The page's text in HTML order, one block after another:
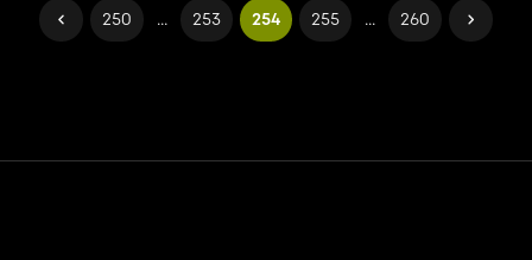
250 ... 253 254 255 ... 260